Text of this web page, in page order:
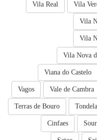
Vila
Vila Real
Vila
Vila
Vila Nova
Viana do Castelo
Vale de Cambra
Vagos
Tondela
Terras de Bouro
Cinfaes